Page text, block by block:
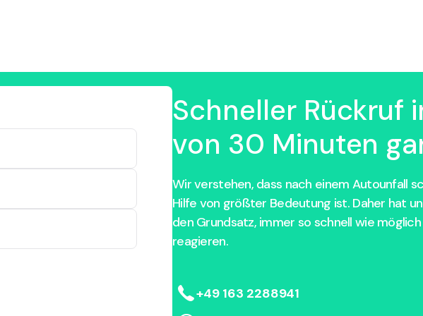
Schneller Rückruf
von 30 Minuten
Wir verstehen, dass nach einem Autounfall
Hilfe von größter Bedeutung ist. Daher hat
den Grundsatz, immer so schnell wie
reagieren.
+49 163 2288941